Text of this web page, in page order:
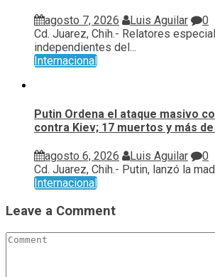
agosto 7, 2026 Luis Aguilar
0
Cd. Juarez, Chih.- Relatores
independientes del...
Internacional
Putin Ordena el ataque masivo
contra Kiev; 17 muertos y más
agosto 6, 2026 Luis Aguilar
0
Cd. Juarez, Chih.- Putin, lanzó la
Internacional
Leave a Comment